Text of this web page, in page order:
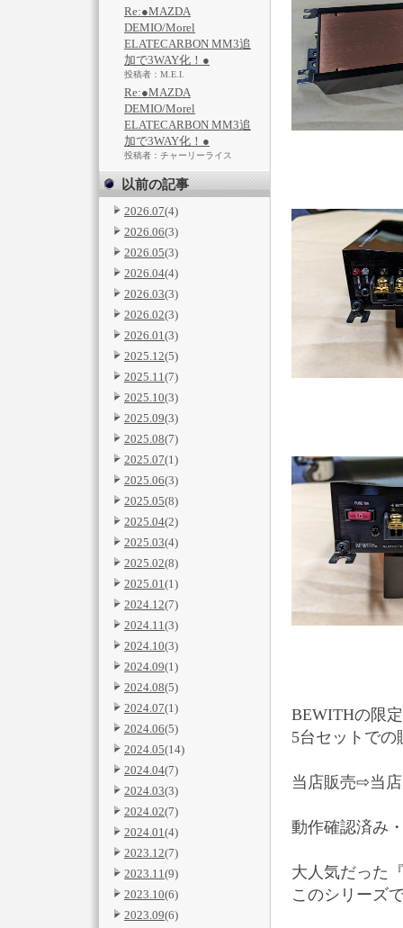
Re:●MAZDA
DEMIO/Morel
ELATECARBON MM3追
加で3WAY化！●
投稿者：M.E.I.
Re:●MAZDA
DEMIO/Morel
ELATECARBON MM3追
加で3WAY化！●
投稿者：チャーリーライス
以前の記事
2026.07(4)
2026.06(3)
2026.05(3)
2026.04(4)
2026.03(3)
2026.02(3)
2026.01(3)
2025.12(5)
2025.11(7)
2025.10(3)
2025.09(3)
2025.08(7)
2025.07(1)
2025.06(3)
2025.05(8)
2025.04(2)
2025.03(4)
2025.02(8)
2025.01(1)
2024.12(7)
2024.11(3)
2024.10(3)
2024.09(1)
2024.08(5)
2024.07(1)
2024.06(5)
2024.05(14)
2024.04(7)
2024.03(3)
2024.02(7)
2024.01(4)
2023.12(7)
2023.11(9)
2023.10(6)
2023.09(6)
BEWITHの限
5台セットでの
当店販売⇨当
動作確認済み
大人気だった
このシリーズ